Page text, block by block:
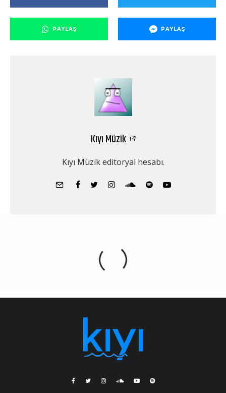
PAYLAŞ PAYLAŞ
Kıyı Müzik
Kıyı Müzik editoryal hesabı.